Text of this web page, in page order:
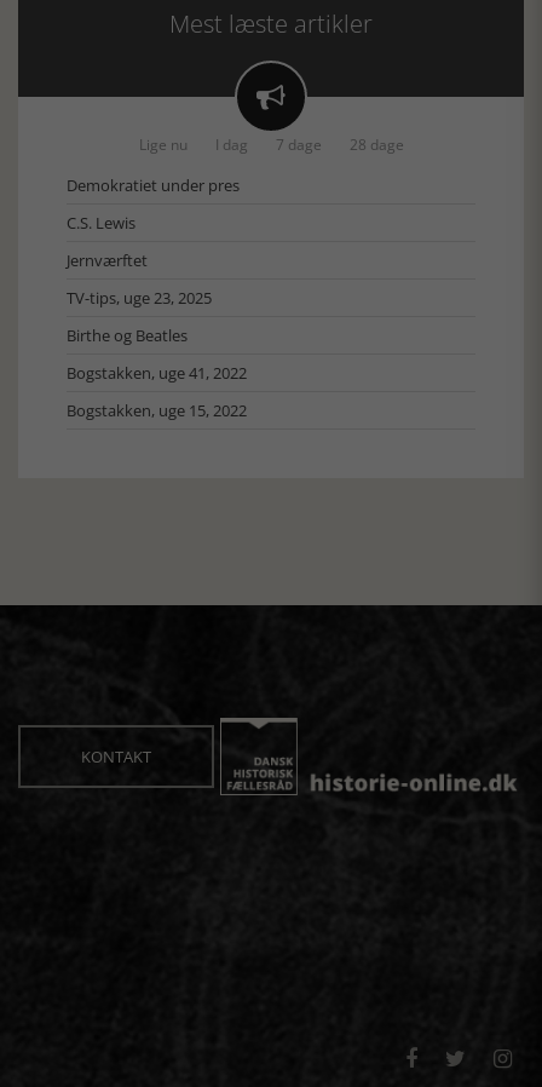
Mest læste artikler

Lige nu I dag 7 dage 28 dage
Demokratiet under pres
C.S. Lewis
Jernværftet
TV-tips, uge 23, 2025
Birthe og Beatles
Bogstakken, uge 41, 2022
Bogstakken, uge 15, 2022
KONTAKT
  